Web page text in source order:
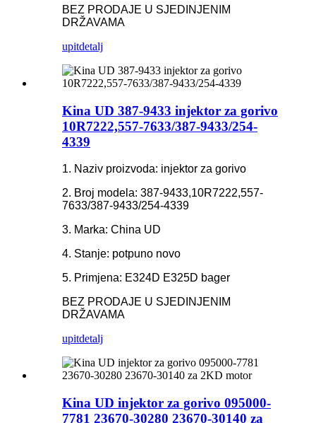
BEZ PRODAJE U SJEDINJENIM
DRŽAVAMA
upitdetalj
Kina UD 387-9433 injektor za gorivo
10R7222,557-7633/387-9433/254-
4339
1. Naziv proizvoda: injektor za gorivo
2. Broj modela: 387-9433,10R7222,557-
7633/387-9433/254-4339
3. Marka: China UD
4. Stanje: potpuno novo
5. Primjena: E324D E325D bager
BEZ PRODAJE U SJEDINJENIM
DRŽAVAMA
upitdetalj
Kina UD injektor za gorivo 095000-
7781 23670-30280 23670-30140 za